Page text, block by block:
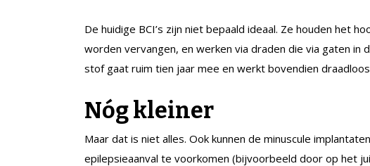
De huidige BCI’s zijn niet bepaald ideaal. Ze houden het
worden vervangen, en werken via draden die via gaten in
stof gaat ruim tien jaar mee en werkt bovendien
Nóg kleiner
Maar dat is niet alles. Ook kunnen de minuscule
epilepsieaanval te voorkomen (bijvoorbeeld door op het